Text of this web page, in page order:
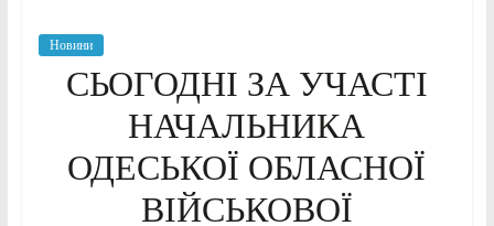
Новини
СЬОГОДНІ ЗА УЧАСТІ
НАЧАЛЬНИКА
ОДЕСЬКОЇ ОБЛАСНОЇ
ВІЙСЬКОВОЇ